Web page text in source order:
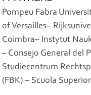
Pompeu Fabra
of Versailles–
Coimbra– Instytut
– Consejo General del
Studiecentrum
(FBK) – Scuola